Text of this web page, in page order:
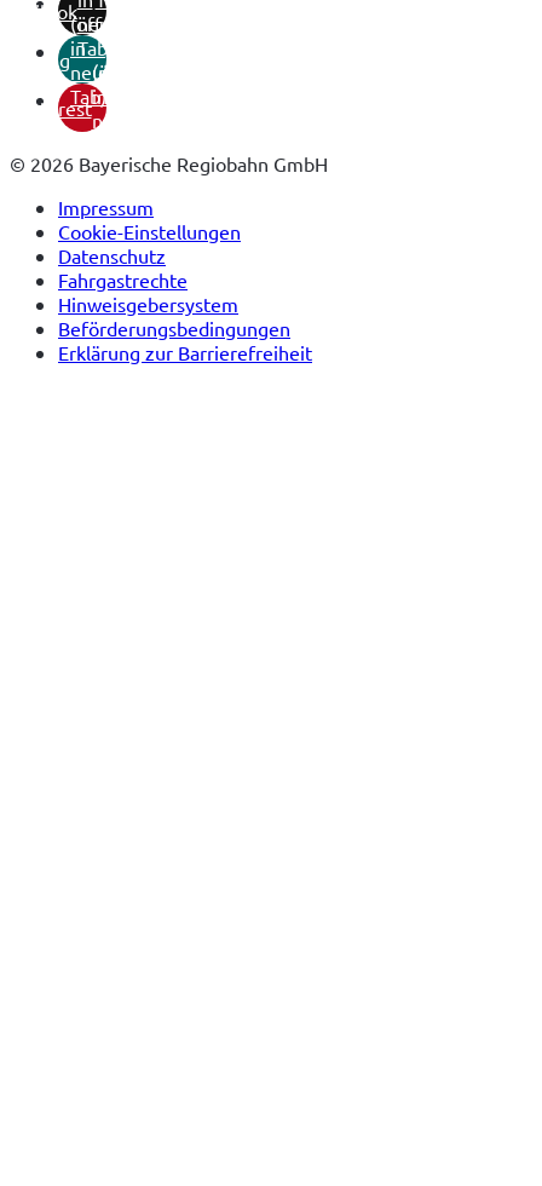
tiktokneuem
Tab)
xing
(öffnet
in
neuem
Tab)
pinterest
(öffnet
in
neuem
© 2026 Bayerische Regiobahn GmbH
Impressum
Cookie-Einstellungen
Datenschutz
Fahrgastrechte
Hinweisgebersystem
Beförderungsbedingungen
Erklärung zur Barrierefreiheit